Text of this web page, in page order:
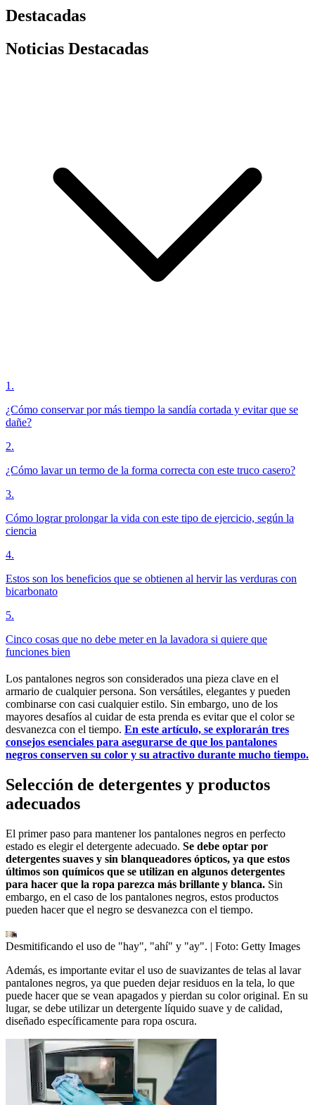
Destacadas
Noticias Destacadas
1 .
¿Cómo conservar por más tiempo la sandía cortada y evitar que se
dañe?
2.
¿Cómo lavar un termo de la forma correcta con este truco casero?
3.
Cómo lograr prolongar la vida con este tipo de ejercicio, según la
ciencia
4.
Estos son los beneficios que se obtienen al hervir las verduras con
bicarbonato
5.
Cinco cosas que no debe meter en la lavadora si quiere que
funciones bien
Los pantalones negros son considerados una pieza clave en el
armario de cualquier persona. Son versátiles, elegantes y pueden
combinarse con casi cualquier estilo. Sin embargo, uno de los
mayores desafíos al cuidar de esta prenda es evitar que el color se
desvanezca con el tiempo. En este artículo, se explorarán tres
consejos esenciales para asegurarse de que los pantalones
negros conserven su color y su atractivo durante mucho tiempo.
Selección de detergentes y productos
adecuados
El primer paso para mantener los pantalones negros en perfecto
estado es elegir el detergente adecuado. Se debe optar por
detergentes suaves y sin blanqueadores ópticos, ya que estos
últimos son químicos que se utilizan en algunos detergentes
para hacer que la ropa parezca más brillante y blanca. Sin
embargo, en el caso de los pantalones negros, estos productos
pueden hacer que el negro se desvanezca con el tiempo.
Desmitificando el uso de "hay", "ahí" y "ay". | Foto: Getty Images
Además, es importante evitar el uso de suavizantes de telas al lavar
pantalones negros, ya que pueden dejar residuos en la tela, lo que
puede hacer que se vean apagados y pierdan su color original. En su
lugar, se debe utilizar un detergente líquido suave y de calidad,
diseñado específicamente para ropa oscura.